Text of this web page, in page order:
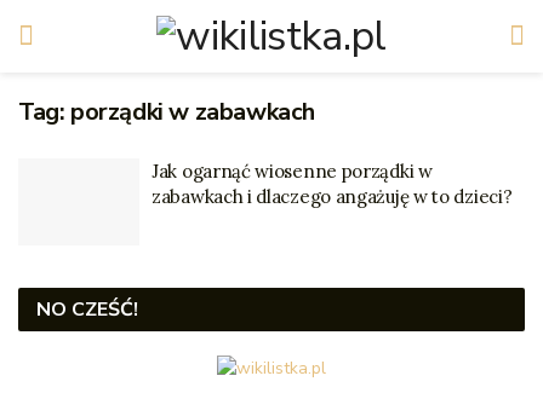
Tag: porządki w zabawkach
Jak ogarnąć wiosenne porządki w
zabawkach i dlaczego angażuję w to dzieci?
NO CZEŚĆ!